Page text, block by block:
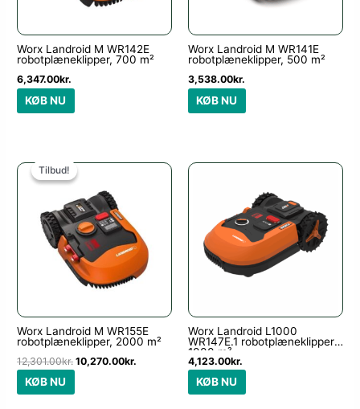
Worx Landroid M WR142E
robotplæneklipper, 700 m²
6,347.00kr.
KØB NU
Worx Landroid M WR141E
robotplæneklipper, 500 m²
3,538.00kr.
KØB NU
Tilbud!
Tilbud!
Worx Landroid M WR155E
robotplæneklipper, 2000 m²
12,301.00kr.
oprindelige
pris
12,301.00kr..
10,270.00kr.
aktuelle
KØB NU
Worx Landroid L1000
WR147E.1 robotplæneklipper,
1000 m²
4,123.00kr.
KØB NU